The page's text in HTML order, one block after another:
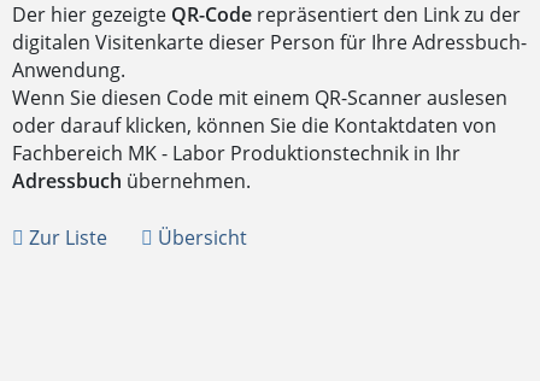
Der hier gezeigte QR-Code repräsentiert den Link zu der
digitalen Visitenkarte dieser Person für Ihre Adressbuch-
Anwendung.
Wenn Sie diesen Code mit einem QR-Scanner auslesen
oder darauf klicken, können Sie die Kontaktdaten von
Fachbereich MK - Labor Produktionstechnik in Ihr
Adressbuch übernehmen.
Zur Liste Übersicht